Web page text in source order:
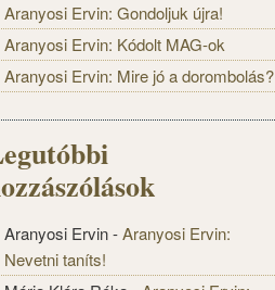
Aranyosi Ervin: Gondoljuk újra!
Aranyosi Ervin: Kódolt MAG-ok
Aranyosi Ervin: Mire jó a dorombolás?
Aranyosi Ervin-Aranyosi Ervin:
Nevetni taníts!